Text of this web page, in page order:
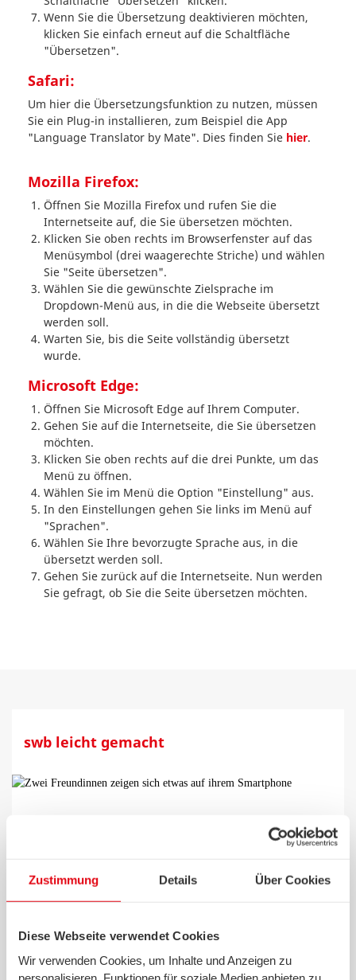
Zustimmung Details Über Cookies
Diese Webseite verwendet Cookies
Wir verwenden Cookies, um Inhalte und Anzeigen zu
Wenn Sie die Übersetzung deaktivieren möchten,
klicken Sie einfach erneut auf die Schaltfläche
"Übersetzen".
Safari:
Um hier die Übersetzungsfunktion zu nutzen, müssen
Sie ein Plug-in installieren, zum Beispiel die App
"Language Translator by Mate". Dies finden Sie hier.
Mozilla Firefox:
Öffnen Sie Mozilla Firefox und rufen Sie die
Internetseite auf, die Sie übersetzen möchten.
Klicken Sie oben rechts im Browserfenster auf das
Menüsymbol (drei waagerechte Striche) und wählen
Sie "Seite übersetzen".
Wählen Sie die gewünschte Zielsprache im
Dropdown-Menü aus, in die die Webseite übersetzt
werden soll.
Warten Sie, bis die Seite vollständig übersetzt
wurde.
Microsoft Edge:
Öffnen Sie Microsoft Edge auf Ihrem Computer.
Gehen Sie auf die Internetseite, die Sie übersetzen
möchten.
Klicken Sie oben rechts auf die drei Punkte, um das
Menü zu öffnen.
Wählen Sie im Menü die Option "Einstellung" aus.
In den Einstellungen gehen Sie links im Menü auf
"Sprachen".
Wählen Sie Ihre bevorzugte Sprache aus, in die
übersetzt werden soll.
Gehen Sie zurück auf die Internetseite. Nun werden
Sie gefragt, ob Sie die Seite übersetzen möchten.
swb leicht gemacht
Wer ist swb? Was macht swb? Und wie werde ich Kunde?